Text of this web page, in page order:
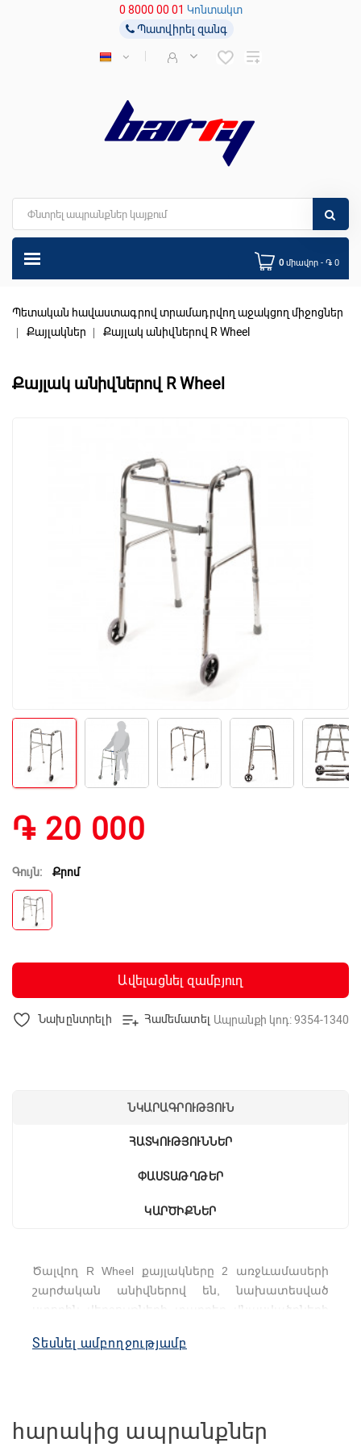
0 8000 00 01 Կոնտակտ
Պատվիրել զանգ
0 միավոր - ֏ 0
Պետական հավաստագրով տրամադրվող աջակցող միջոցներ
Քայլակներ
Քայլակ անիվներով R Wheel
Քայլակ անիվներով R Wheel
֏ 20 000
Գույն: Քրոմ
Ավելացնել զամբյուղ
Նախընտրելի Համեմատել Ապրանքի կոդ: 9354-1340
ՆԿԱՐԱԳՐՈՒԹՅՈՒՆ
ՀԱՏԿՈՒԹՅՈՒՆՆԵՐ
ՓԱՍՏԱԹՂԹԵՐ
ԿԱՐԾԻՔՆԵՐ
Ծալվող R Wheel քայլակները 2 առջևամասերի
շարժական անիվներով են, նախատեսված
ստորին վերջույթների տարբեր վնասվածքների
Քայլակների օգնությամբ քայլելը զգալիորեն
ձեռքերի պլաստիկ բռնակներից։
Տեսնել ամբողջությամբ
հարակից ապրանքներ